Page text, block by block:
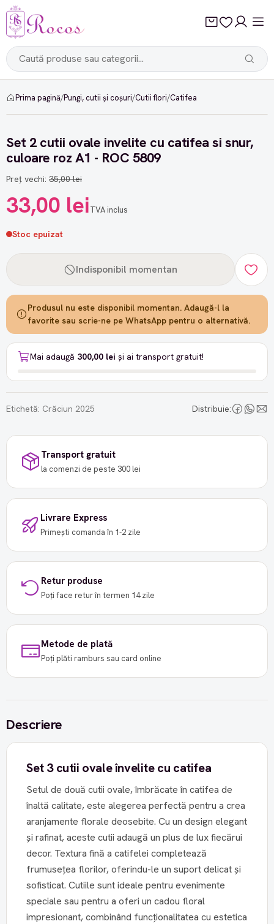
Prima pagină/Pungi, cutii și coșuri/Cutii flori/Catifea
-5%
Set 2 cutii ovale invelite cu catifea si snur,
culoare roz A1 - ROC 5809
Preț vechi: 35,00 lei
33,00 leiTVA inclus
Stoc epuizat
Indisponibil momentan
Produsul nu este disponibil momentan. Adaugă-l la
favorite sau scrie-ne pe WhatsApp pentru o alternativă.
Mai adaugă 300,00 lei și ai transport gratuit!
Etichetă: Crăciun 2025 Distribuie:
Transport gratuit
la comenzi de peste 300 lei
Livrare Express
Primești comanda în 1-2 zile
Retur produse
Poți face retur în termen 14 zile
Metode de plată
Poți plăti ramburs sau card online
Descriere
Set 3 cutii ovale învelite cu catifea
Setul de două cutii ovale, îmbrăcate în catifea de
înaltă calitate, este alegerea perfectă pentru a crea
aranjamente florale deosebite. Cu un design elegant
și rafinat, aceste cutii adaugă un plus de lux fiecărui
decor. Textura fină a catifelei completează
frumusețea florilor, oferindu-le un suport delicat și
sofisticat. Cutiile sunt ideale pentru evenimente
speciale sau pentru a oferi un cadou floral
impresionant, combinând funcționalitatea cu estetica